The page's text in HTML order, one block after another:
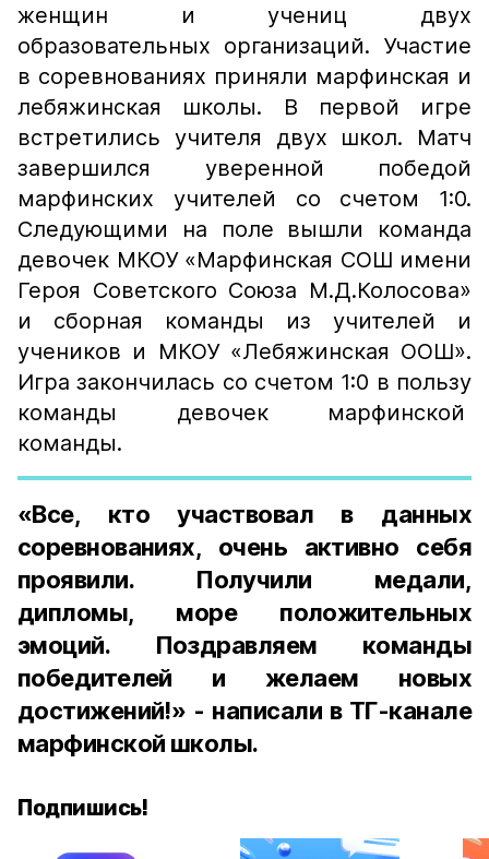
женщин и учениц двух
образовательных организаций. Участие
в соревнованиях приняли марфинская и
лебяжинская школы. В первой игре
встретились учителя двух школ. Матч
завершился уверенной победой
марфинских учителей со счетом 1:0.
Следующими на поле вышли команда
девочек МКОУ «Марфинская СОШ имени
Героя Советского Союза М.Д.Колосова»
и сборная команды из учителей и
учеников и МКОУ «Лебяжинская ООШ».
Игра закончилась со счетом 1:0 в пользу
команды девочек марфинской
команды.
«Все, кто участвовал в данных
соревнованиях, очень активно себя
проявили. Получили медали,
дипломы, море положительных
эмоций. Поздравляем команды
победителей и желаем новых
достижений!» - написали в ТГ-канале
марфинской школы.
Подпишись!